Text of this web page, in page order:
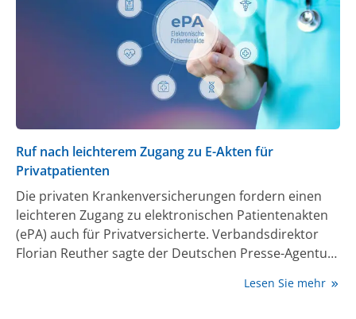
Ruf nach leichterem Zugang zu E-Akten für
Privatpatienten
Die privaten Krankenversicherungen fordern einen
leichteren Zugang zu elektronischen Patientenakten
(ePA) auch für Privatversicherte. Verbandsdirektor
Florian Reuther sagte der Deutschen Presse-Agentur,
die ePA oder das E-Rezept zu nutzen. Es liege aber
Lesen Sie mehr